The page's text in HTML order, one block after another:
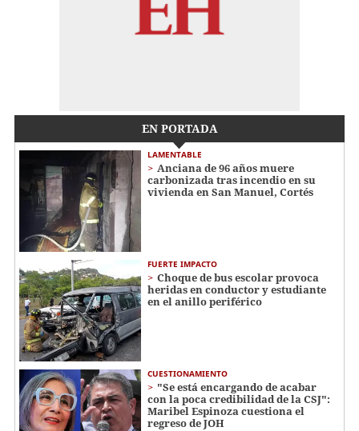
EN PORTADA
LAMENTABLE
Anciana de 96 años muere
carbonizada tras incendio en su
vivienda en San Manuel, Cortés
FUERTE IMPACTO
Choque de bus escolar provoca
heridas en conductor y estudiante
en el anillo periférico
CUESTIONAMIENTO
"Se está encargando de acabar
con la poca credibilidad de la CSJ":
Maribel Espinoza cuestiona el
regreso de JOH